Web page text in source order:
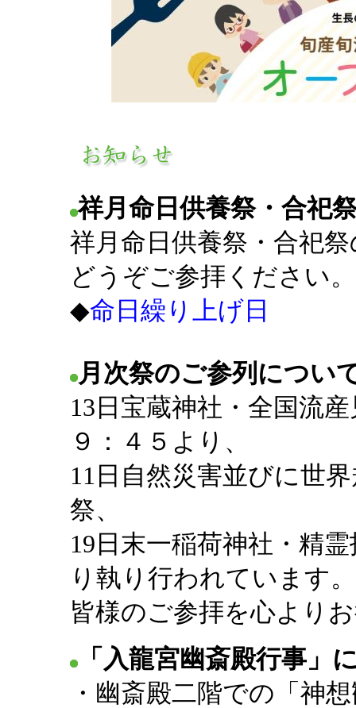
祥月命日供養祭・合祀
祥月命日供養祭・合祀
どうぞご参拝ください。
◆命日繰り上げ日
月次祭のご参列につい
13日宝蔵神社・全国流
９：４５より、
11日自然災害並びに世
祭、
19日末一稲荷神社・精
り執り行われています。
皆様のご参拝を心より
「入龍宮幽斎殿行事」
・幽斎殿二階での「神